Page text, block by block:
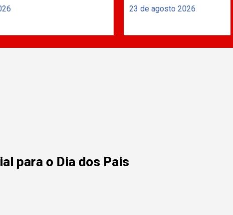
23 de agosto 2026
para o Dia dos Pais